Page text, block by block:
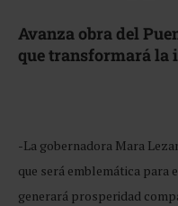
Avanza obra del
que transformará la
-La gobernadora Mara
que será emblemática para
generará prosperidad